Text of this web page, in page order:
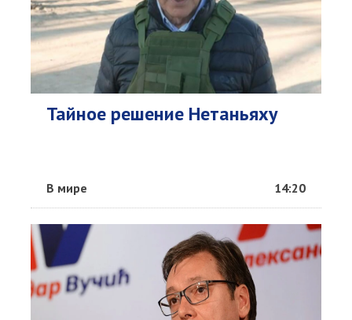
Тайное решение Нетаньяху
В мире 14:20